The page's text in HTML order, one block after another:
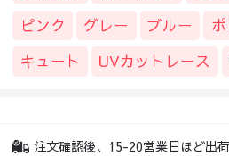
ピンク
グレー ブルー
キュート
UVカットレース
注文確認後、15-20営業日ほど出荷